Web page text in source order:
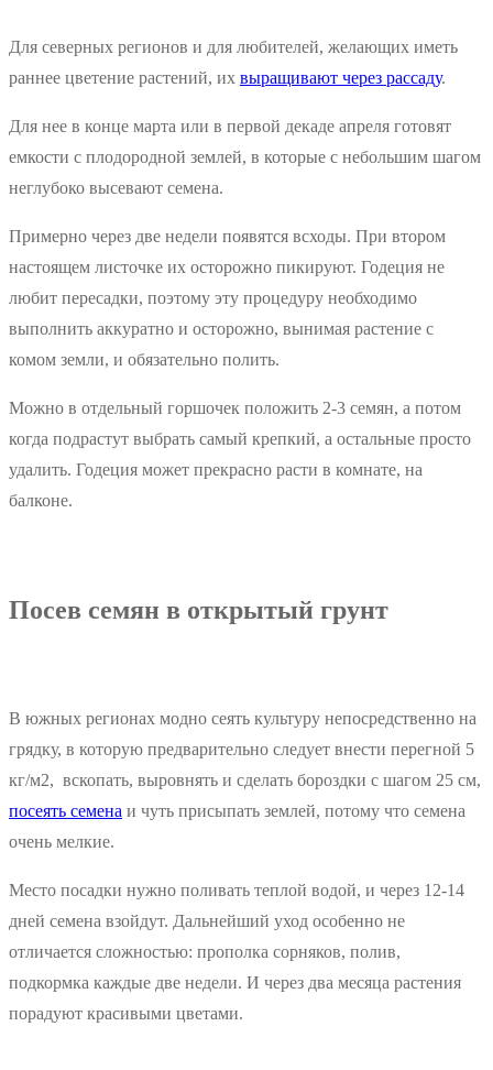
Для северных регионов и для любителей, желающих иметь
раннее цветение растений, их выращивают через рассаду.
Для нее в конце марта или в первой декаде апреля готовят
емкости с плодородной землей, в которые с небольшим шагом
неглубоко высевают семена.
Примерно через две недели появятся всходы. При втором
настоящем листочке их осторожно пикируют. Годеция не
любит пересадки, поэтому эту процедуру необходимо
выполнить аккуратно и осторожно, вынимая растение с
комом земли, и обязательно полить.
Можно в отдельный горшочек положить 2-3 семян, а потом
когда подрастут выбрать самый крепкий, а остальные просто
удалить. Годеция может прекрасно расти в комнате, на
балконе.
Посев семян в открытый грунт
В южных регионах модно сеять культуру непосредственно на
грядку, в которую предварительно следует внести перегной 5
кг/м2, вскопать, выровнять и сделать бороздки с шагом 25 см,
посеять семена и чуть присыпать землей, потому что семена
очень мелкие.
Место посадки нужно поливать теплой водой, и через 12-14
дней семена взойдут. Дальнейший уход особенно не
отличается сложностью: прополка сорняков, полив,
подкормка каждые две недели. И через два месяца растения
порадуют красивыми цветами.